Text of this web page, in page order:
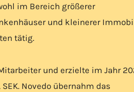
im Bereich größerer
und kleinerer
tätig.
und erzielte im Jahr
Novedo übernahm das